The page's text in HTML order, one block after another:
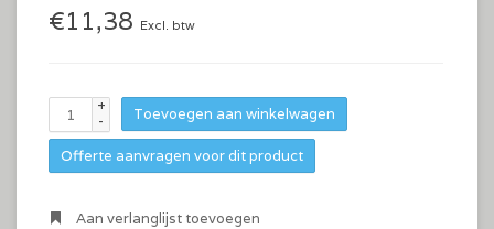
€11,38 Excl. btw
+
-
Toevoegen aan winkelwagen
Offerte aanvragen voor dit product
Aan verlanglijst toevoegen